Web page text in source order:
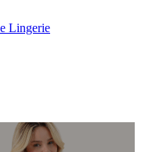
Lingerie